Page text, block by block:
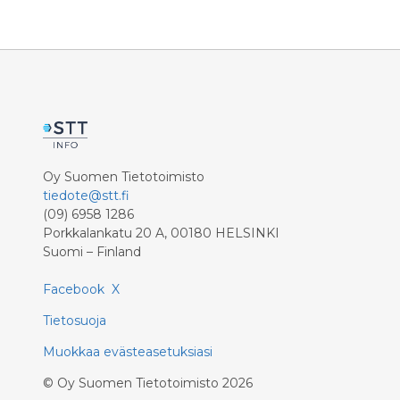
luonnon puolesta. Hakemuksia
Oy Suomen Tietotoimisto
tiedote@stt.fi
(09) 6958 1286
Porkkalankatu 20 A, 00180 HELSINKI
Suomi – Finland
Facebook X
Tietosuoja
Muokkaa evästeasetuksiasi
© Oy Suomen Tietotoimisto 2026